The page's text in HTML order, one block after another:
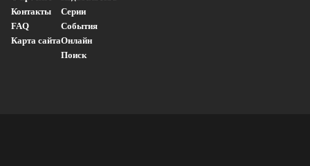
Контакты
FAQ
Карта сайта
Серии
События
Онлайн
Поиск